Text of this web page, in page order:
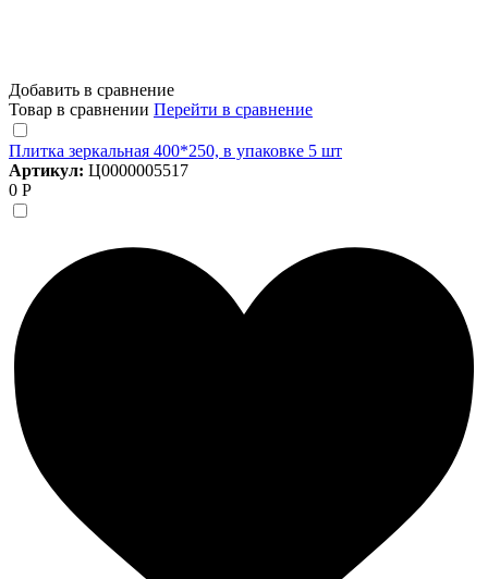
Добавить в сравнение
Товар в сравнении Перейти в сравнение
Плитка зеркальная 400*250, в упаковке 5 шт
Артикул: Ц0000005517
0 Р